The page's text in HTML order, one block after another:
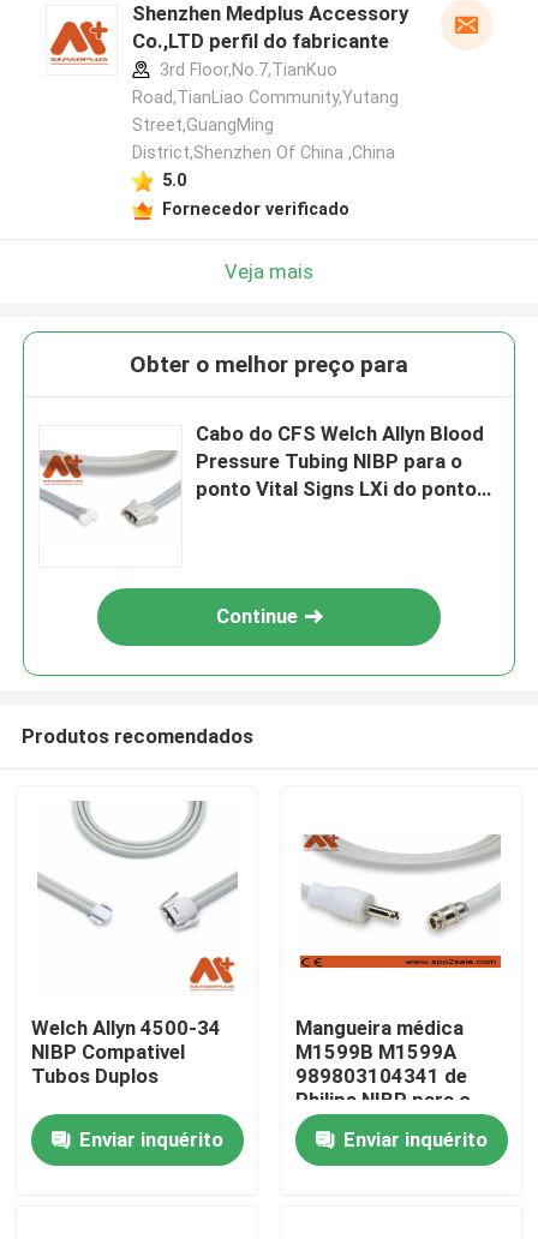
Casa
Produtos
Shenzhen Medplus Accessory
Co.,LTD perfil do fabricante
3rd Floor,No.7,TianKuo
Road,TianLiao Community,Yutang
Street,GuangMing
District,Shenzhen Of China ,China
5.0
Fornecedor verificado
Veja mais
Obter o melhor preço para
Cabo do CFS Welch Allyn Blood
Pressure Tubing NIBP para o
ponto Vital Signs LXi do ponto
Continue
Produtos recomendados
Welch Allyn 4500-34
NIBP Compativel
Tubos Duplos
Enviar inquérito
Mangueira médica
M1599B M1599A
989803104341 de
Philips NIBP para o
monitor paciente
Enviar inquérito